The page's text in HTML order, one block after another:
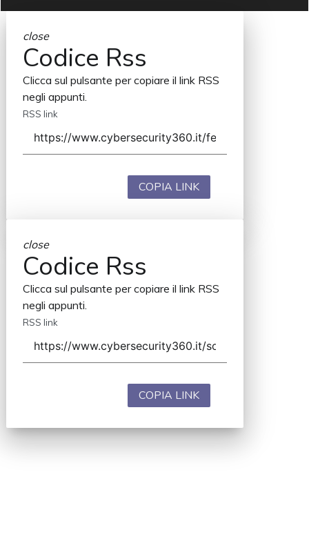
close
Codice Rss
Clicca sul pulsante per copiare il link RSS
negli appunti.
RSS link
COPIA LINK
close
Codice Rss
Clicca sul pulsante per copiare il link RSS
negli appunti.
RSS link
COPIA LINK